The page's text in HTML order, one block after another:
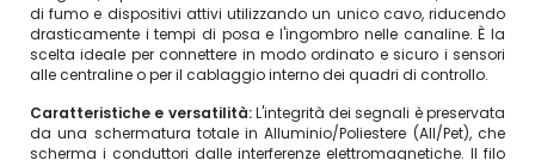
di fumo e dispositivi attivi utilizzando un unico cavo, riducendo
drasticamente i tempi di posa e l'ingombro nelle canaline. È la
scelta ideale per connettere in modo ordinato e sicuro i sensori
alle centraline o per il cablaggio interno dei quadri di controllo.
Caratteristiche e versatilità:L'integrità dei segnali è preservata
da una schermatura totale in Alluminio/Poliestere (All/Pet), che
scherma i conduttori dalle interferenze elettromagnetiche. Il filo